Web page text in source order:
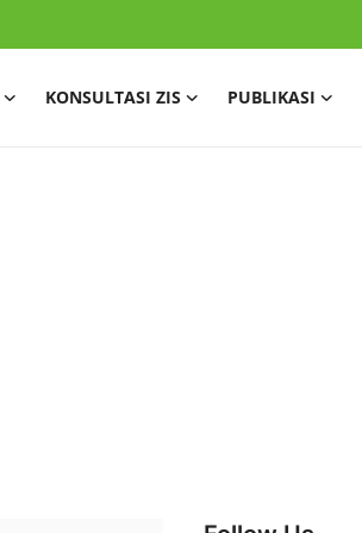
KONSULTASI ZIS PUBLIKASI